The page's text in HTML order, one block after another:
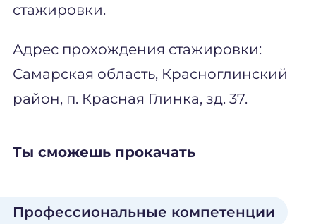
стажировки.
Адрес прохождения стажировки:
Самарская область, Красноглинский
район, п. Красная Глинка, зд. 37.
Ты сможешь прокачать
Профессиональные компетенции